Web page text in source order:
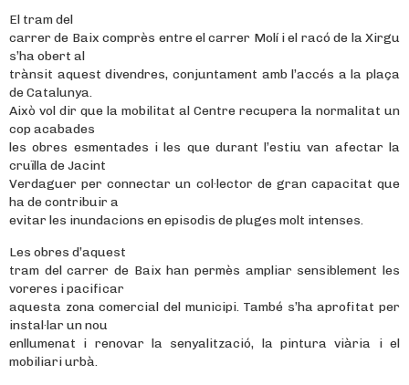
El tram del
carrer de Baix comprès entre el carrer Molí i el racó de la Xirgu
s’ha obert al
trànsit aquest divendres, conjuntament amb l’accés a la plaça
de Catalunya.
Això vol dir que la mobilitat al Centre recupera la normalitat un
cop acabades
les obres esmentades i les que durant l’estiu van afectar la
cruïlla de Jacint
Verdaguer per connectar un col·lector de gran capacitat que
ha de contribuir a
evitar les inundacions en episodis de pluges molt intenses.
Les obres d’aquest
tram del carrer de Baix han permès ampliar sensiblement les
voreres i pacificar
aquesta zona comercial del municipi. També s’ha aprofitat per
instal·lar un nou
enllumenat i renovar la senyalització, la pintura viària i el
mobiliari urbà.